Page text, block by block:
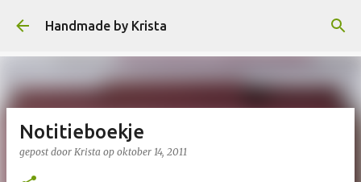
Doorgaan naar hoofdcontent
Handmade by Krista
Notitieboekje
gepost door Krista op oktober 14, 2011